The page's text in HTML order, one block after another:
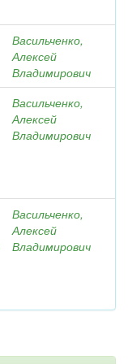
Васильченко,
Алексей
Владимирович
Васильченко,
Алексей
Владимирович
Васильченко,
Алексей
Владимирович